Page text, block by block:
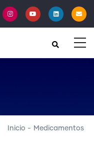
Inicio - Medicamentos